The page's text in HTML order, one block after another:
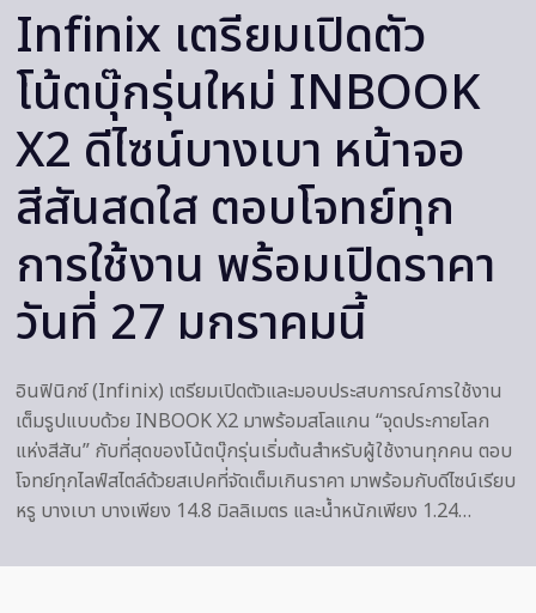
Infinix เตรียมเปิดตัว
โน้ตบุ๊กรุ่นใหม่ INBOOK
X2 ดีไซน์บางเบา หน้าจอ
สีสันสดใส ตอบโจทย์ทุก
การใช้งาน พร้อมเปิดราคา
วันที่ 27 มกราคมนี้
อินฟินิกซ์ (Infinix) เตรียมเปิดตัวและมอบประสบการณ์การใช้งาน
เต็มรูปแบบด้วย INBOOK X2 มาพร้อมสโลแกน “จุดประกายโลก
แห่งสีสัน” กับที่สุดของโน้ตบุ๊กรุ่นเริ่มต้นสำหรับผู้ใช้งานทุกคน ตอบ
โจทย์ทุกไลฟ์สไตล์ด้วยสเปคที่จัดเต็มเกินราคา มาพร้อมกับดีไซน์เรียบ
หรู บางเบา บางเพียง 14.8 มิลลิเมตร และน้ำหนักเพียง 1.24…